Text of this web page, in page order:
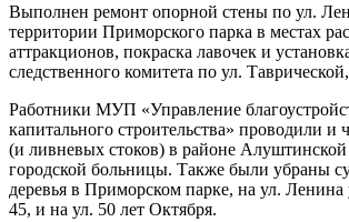
Выполнен ремонт опорной стены по ул.
территории Приморского парка в местах
аттракционов, покраска лавочек и
следственного комитета по ул.
Работники МУП «Управление
капитального строительства» проводили и
(и ливневых стоков) в районе Алуштинской
городской больницы. Также были убраны
деревья в Приморском парке, на ул.
45, и на ул. 50 лет Октября.